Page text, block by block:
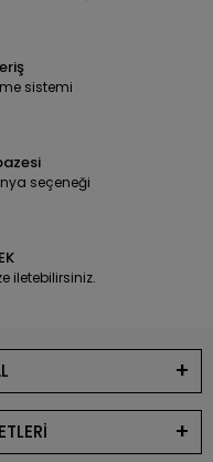
sistemi
seçeneği
iletebilirsiniz.